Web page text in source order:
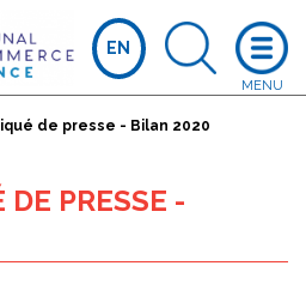
EN
de presse - Bilan 2020
PRESSE -